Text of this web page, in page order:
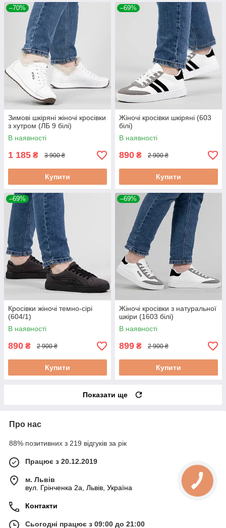
–70%
Зимові шкіряні жіночі кросівки
з хутром (ЛБ 9 білі)
В наявності
1 185 ₴ 3 900 ₴
Купити
–69%
Жіночі кросівки шкіряні (603
білі)
В наявності
890 ₴ 2 900 ₴
Купити
–69%
Кросівки жіночі темно-сірі
(604/1)
В наявності
890 ₴ 2 900 ₴
Купити
–69%
Жіночі кросівки з натуральної
шкіри (1603 білі)
В наявності
899 ₴ 2 900 ₴
Купити
Показати ще
Про нас
88% позитивних з 219 відгуків за рік
Працює з 20.12.2019
м. Львів
вул. Грінченка 2а, Львів, Україна
Контакти
Сьогодні працює з 09:00 до 21:00